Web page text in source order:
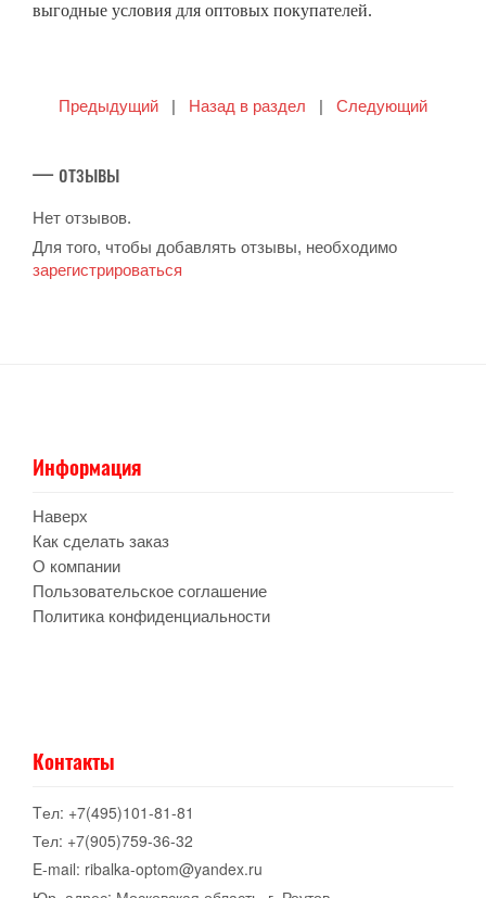
выгодные условия для оптовых покупателей.
Предыдущий | Назад в раздел | Следующий
— отзывы
Нет отзывов.
Для того, чтобы добавлять отзывы, необходимо
зарегистрироваться
Информация
Наверх
Как сделать заказ
О компании
Пользовательское соглашение
Политика конфиденциальности
Контакты
Tел: +7(495)101-81-81
Тел: +7(905)759-36-32
E-mail: ribalka-optom@yandex.ru